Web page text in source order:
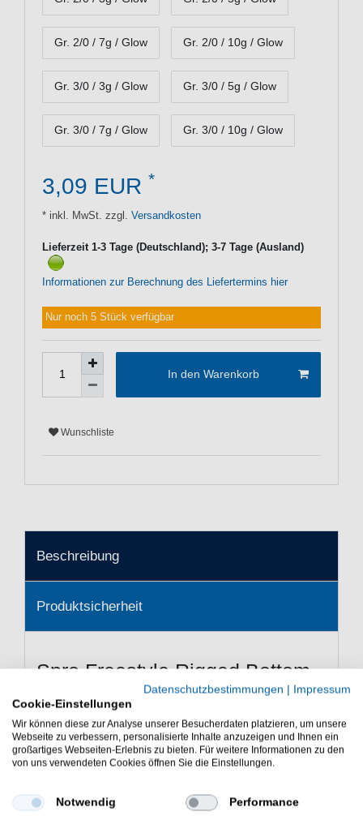
Gr. 2/0 / 7g / Glow Gr. 2/0 / 10g / Glow
Gr. 3/0 / 3g / Glow Gr. 3/0 / 5g / Glow
Gr. 3/0 / 7g / Glow Gr. 3/0 / 10g / Glow
3,09 EUR *
* inkl. MwSt. zzgl. Versandkosten
Lieferzeit 1-3 Tage (Deutschland); 3-7 Tage (Ausland)
Informationen zur Berechnung des Liefertermins hier
Nur noch 5 Stück verfügbar
In den Warenkorb
Wunschliste
Beschreibung
Produktsicherheit
Spro Freestyle Rigged Bottom
Jigs - 2 Jigköpfe
Die Spro Freestyle Rigged Bottom
Jigs Jigköpfe eignen sich zum
Fischen mit Gummifischen
Jighaken aus dem Hause Spro Freestyle sind ein treuer
Datenschutzbestimmungen | Impressum
Cookie-Einstellungen
Wir können diese zur Analyse unserer Besucherdaten platzieren, um unsere
Webseite zu verbessern, personalisierte Inhalte anzuzeigen und Ihnen ein
großartiges Webseiten-Erlebnis zu bieten. Für weitere Informationen zu den
von uns verwendeten Cookies öffnen Sie die Einstellungen.
Notwendig Performance